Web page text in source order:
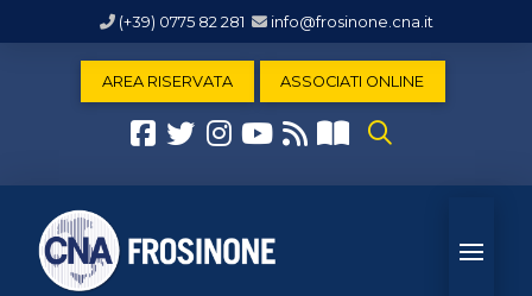
(+39) 0775 82 281 info@frosinone.cna.it
AREA RISERVATA ASSOCIATI ONLINE